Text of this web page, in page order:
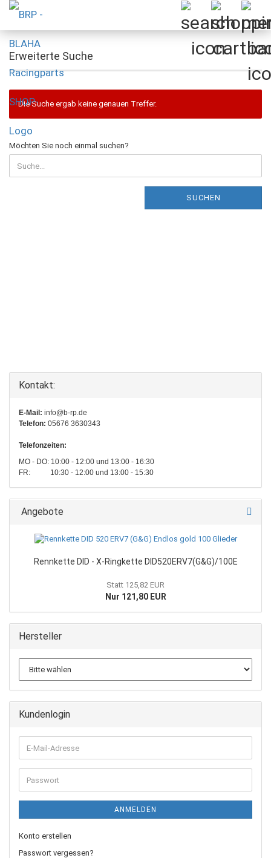
Erweiterte Suche
Die Suche ergab keine genauen Treffer.
MÖCHTEN
SIE
NOCH
EINMAL
Möchten Sie noch einmal suchen?
SUCHEN
Kontakt:
E-Mail: info@b-rp.de
Telefon: 05676 3630343
Telefonzeiten:
MO - DO: 10:00 - 12:00 und 13:00 - 16:30
FR: 10:30 - 12:00 und 13:00 - 15:30
Angebote
Rennkette DID - X-Ringkette DID520ERV7(G&G)/100E
Statt 125,82 EUR
Nur 121,80 EUR
Hersteller
Kundenlogin
E-
Mail-
Adresse
Passwort
ANMELDEN
Konto erstellen
Passwort vergessen?